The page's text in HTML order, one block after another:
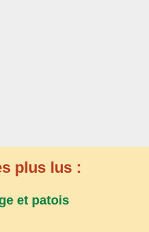
plus lus :
et patois